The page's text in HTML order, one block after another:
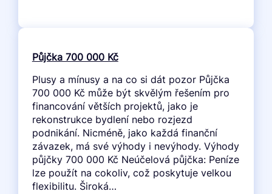
Půjčka 700 000 Kč
Plusy a mínusy a na co si dát pozor Půjčka
700 000 Kč může být skvělým řešením pro
financování větších projektů, jako je
rekonstrukce bydlení nebo rozjezd
podnikání. Nicméně, jako každá finanční
závazek, má své výhody i nevýhody. Výhody
půjčky 700 000 Kč Neúčelová půjčka: Peníze
lze použít na cokoliv, což poskytuje velkou
flexibilitu. Široká…